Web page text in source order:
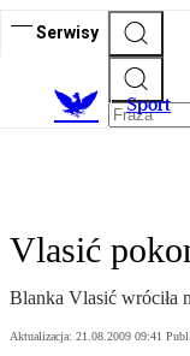
Serwisy
Sport
Vlasić
Blanka Vlasić wróciła
Aktualizacja: 21.08.2009 09:41